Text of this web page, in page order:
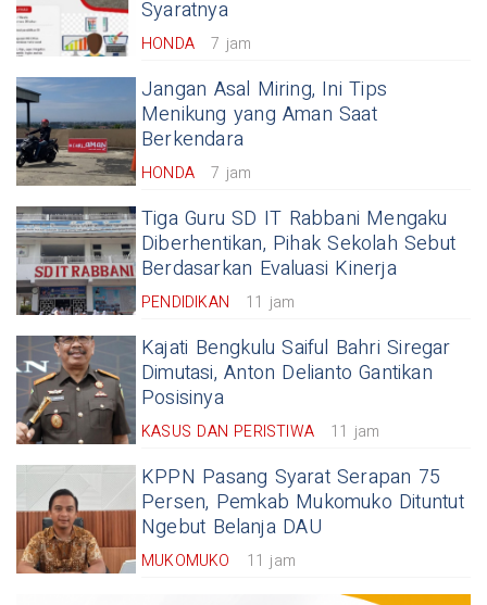
Syaratnya
HONDA 7 jam
Jangan Asal Miring, Ini Tips
Menikung yang Aman Saat
Berkendara
HONDA 7 jam
Tiga Guru SD IT Rabbani Mengaku
Diberhentikan, Pihak Sekolah Sebut
Berdasarkan Evaluasi Kinerja
PENDIDIKAN 11 jam
Kajati Bengkulu Saiful Bahri Siregar
Dimutasi, Anton Delianto Gantikan
Posisinya
KASUS DAN PERISTIWA 11 jam
KPPN Pasang Syarat Serapan 75
Persen, Pemkab Mukomuko Dituntut
Ngebut Belanja DAU
MUKOMUKO 11 jam